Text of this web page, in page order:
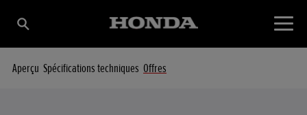
Aperçu Spécifications techniques Offres